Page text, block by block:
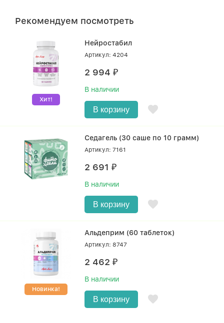
Рекомендуем посмотреть
Хит!
Нейростабил
Артикул: 4204
2 994₽
В наличии
В корзину
Седагель (30 саше по 10 грамм)
Артикул: 7161
2 691₽
В наличии
В корзину
Новинка!
Альдеприм (60 таблеток)
Артикул: 8747
2 462₽
В наличии
В корзину